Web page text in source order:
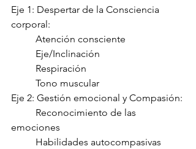
Eje 1: Despertar de la Consciencia
corporal:
          Atención consciente
          Eje/Inclinación
          Respiración
          Tono muscular
Eje 2: Gestión emocional y Compasión:
emociones
          Habilidades autocompasivas